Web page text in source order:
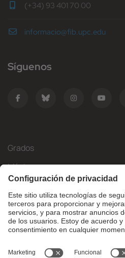
(+34) 93 401 70 00
informacio@fib.upc.edu
Síguenos
Grados
Másteres
Movilidad Internacional
Investigación
Empresa